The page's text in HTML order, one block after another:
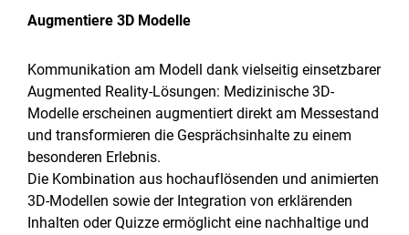
Augmentiere 3D Modelle
Kommunikation am Modell dank vielseitig einsetzbarer
Augmented Reality-Lösungen: Medizinische 3D-
Modelle erscheinen augmentiert direkt am Messestand
und transformieren die Gesprächsinhalte zu einem
besonderen Erlebnis.
Die Kombination aus hochauflösenden und animierten
3D-Modellen sowie der Integration von erklärenden
Inhalten oder Quizze ermöglicht eine nachhaltige und